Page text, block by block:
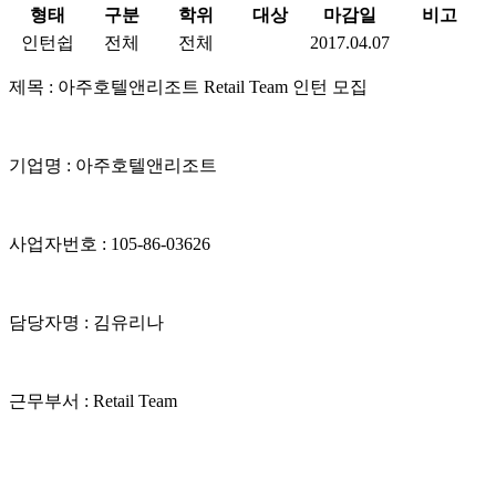
형태
구분 학위 대상 마감일
비고
인턴쉽
전체 전체 2017.04.07
제목 : 아주호텔앤리조트 Retail Team 인턴 모집
기업명 : 아주호텔앤리조트
사업자번호 : 105-86-03626
담당자명 : 김유리나
근무부서 : Retail Team